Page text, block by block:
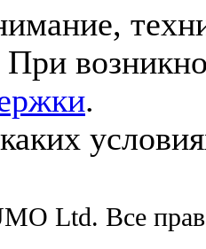
При
.
Ltd. Все